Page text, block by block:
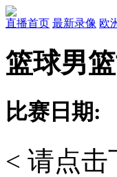
直播首页 最新录像 欧
篮球男
比赛日期:
< 请点